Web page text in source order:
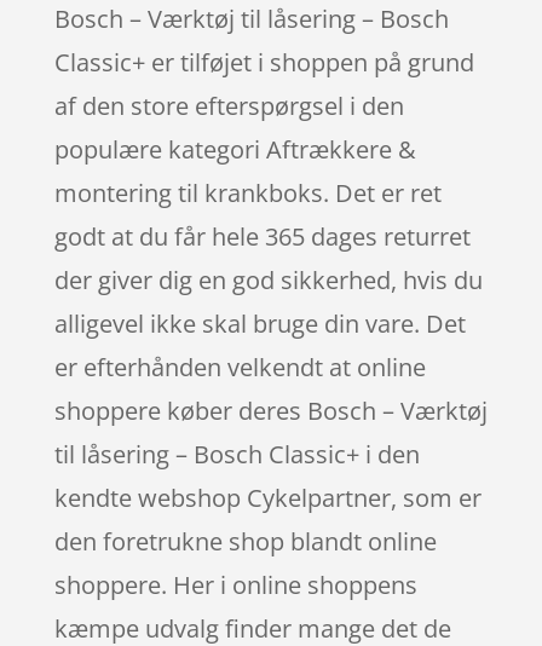
Bosch – Værktøj til låsering – Bosch
Classic+ er tilføjet i shoppen på grund
af den store efterspørgsel i den
populære kategori Aftrækkere &
montering til krankboks. Det er ret
godt at du får hele 365 dages returret
der giver dig en god sikkerhed, hvis du
alligevel ikke skal bruge din vare. Det
er efterhånden velkendt at online
shoppere køber deres Bosch – Værktøj
til låsering – Bosch Classic+ i den
kendte webshop Cykelpartner, som er
den foretrukne shop blandt online
shoppere. Her i online shoppens
kæmpe udvalg finder mange det de